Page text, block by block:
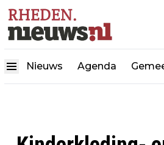
Nieuws Agenda